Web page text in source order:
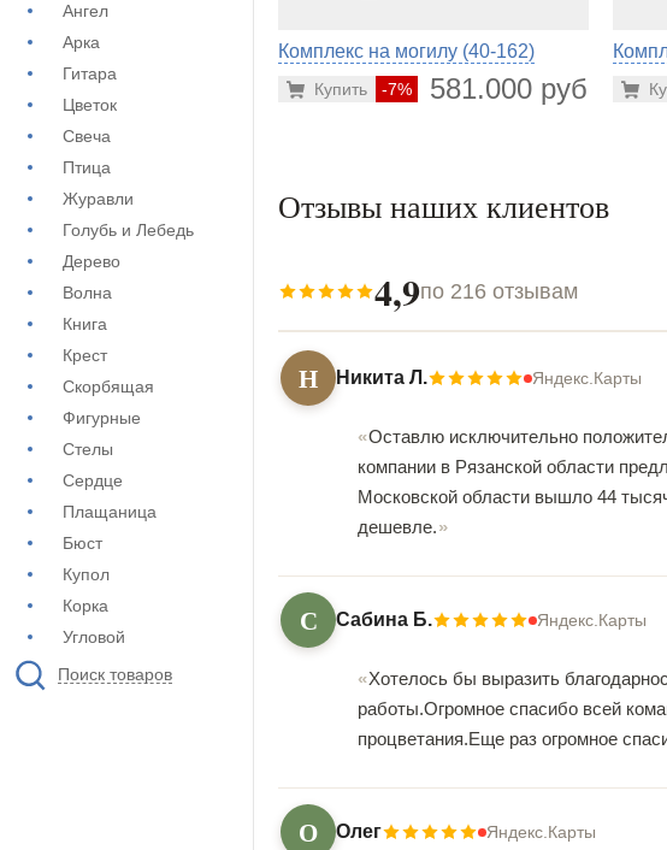
Ангел
Арка
Гитара
Цветок
Свеча
Птица
Журавли
Голубь и Лебедь
Дерево
Волна
Книга
Крест
Скорбящая
Фигурные
Стелы
Сердце
Плащаница
Бюст
Купол
Корка
Угловой
Поиск товаров
Комплекс на могилу (40-162)
-7% 581.000 руб.
Купить
Отзывы наших клиентов
4,9по 216 отзывам
Н Никита Л. Яндекс.Карты
Оставлю исключительно
компании в Рязанской области
Московской области вышло 44
дешевле.
С Сабина Б. Яндекс.Карты
Хотелось бы выразить
работы.Огромное спасибо всей
процветания.Еще раз огромное
О Олег Яндекс.Карты